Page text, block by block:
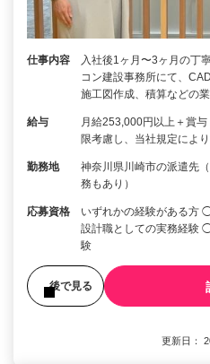
仕事内容
入社後1ヶ月〜3ヶ月の丁
コン建設事務所にて、
施工図作成、積算などの
給与
月給253,000円以上＋賞
限考慮し、当社規定によ
勤務地
神奈川県川崎市の派遣先
務もあり）
応募資格
いずれかの経験がある方
設計職としての実務経験
験
後で見る
更新日：